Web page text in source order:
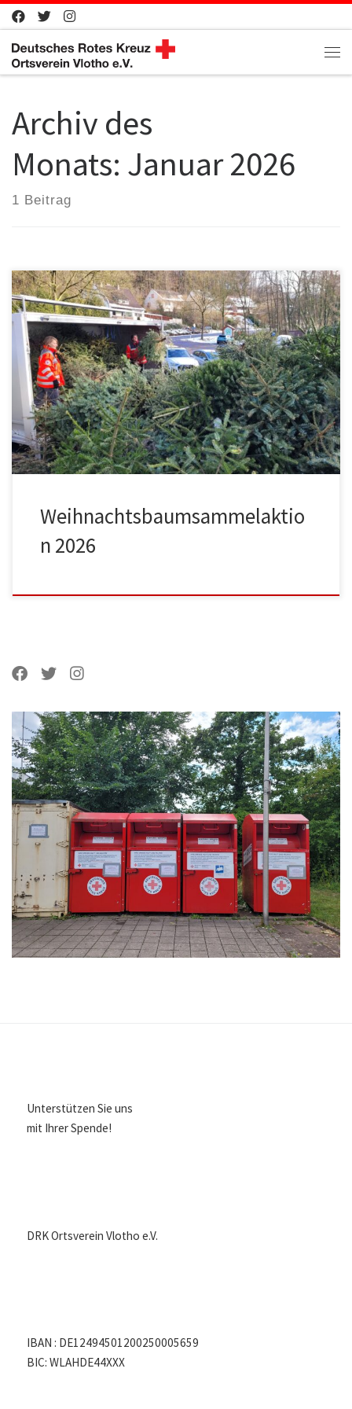
Zum Inhalt springen
Archiv des
Monats: Januar 2026
1 Beitrag
Weihnachtsbaumsammelaktio
n 2026
Unterstützen Sie uns
mit Ihrer Spende!
DRK Ortsverein Vlotho e.V.
IBAN : DE12494501200250005659
BIC: WLAHDE44XXX